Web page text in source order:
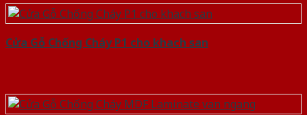
Cửa Gỗ Chống Cháy P1 cho khach san